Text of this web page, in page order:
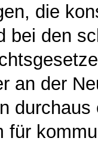
die
bei den
an der
für